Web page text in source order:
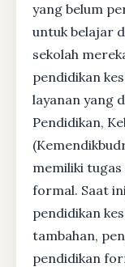
yang belum
untuk belajar
sekolah
pendidikan
layanan yang
Pendidikan,
memiliki
formal. Saat
pendidikan
tambahan,
pendidikan